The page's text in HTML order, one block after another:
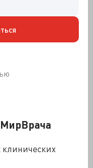
клинических
массы без